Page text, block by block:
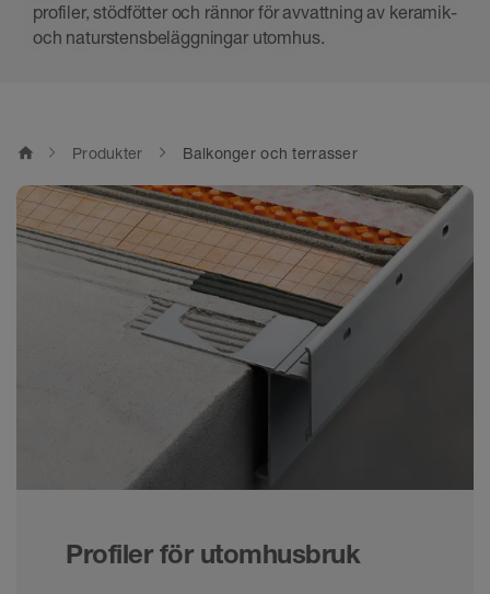
profiler, stödfötter och rännor för avvattning av keramik-
och naturstensbeläggningar utomhus.
home Produkter Balkonger och terrasser
Profiler för utomhusbruk